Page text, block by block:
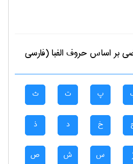
بر اساس حروف الفبا (فارسی
پ ت ث
خ د ذ
س ش ص